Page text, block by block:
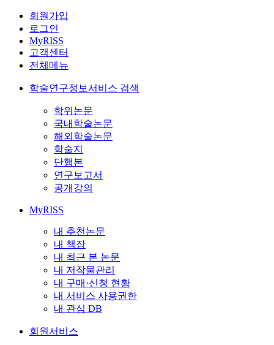
회원가입
로그인
MyRISS
고객센터
전체메뉴
학술연구정보서비스 검색
학위논문
국내학술논문
해외학술논문
학술지
단행본
연구보고서
공개강의
MyRISS
내 추천논문
내 책장
내 최근 본 논문
내 저작물관리
내 구매·신청 현황
내 서비스 사용권한
내 관심 DB
회원서비스